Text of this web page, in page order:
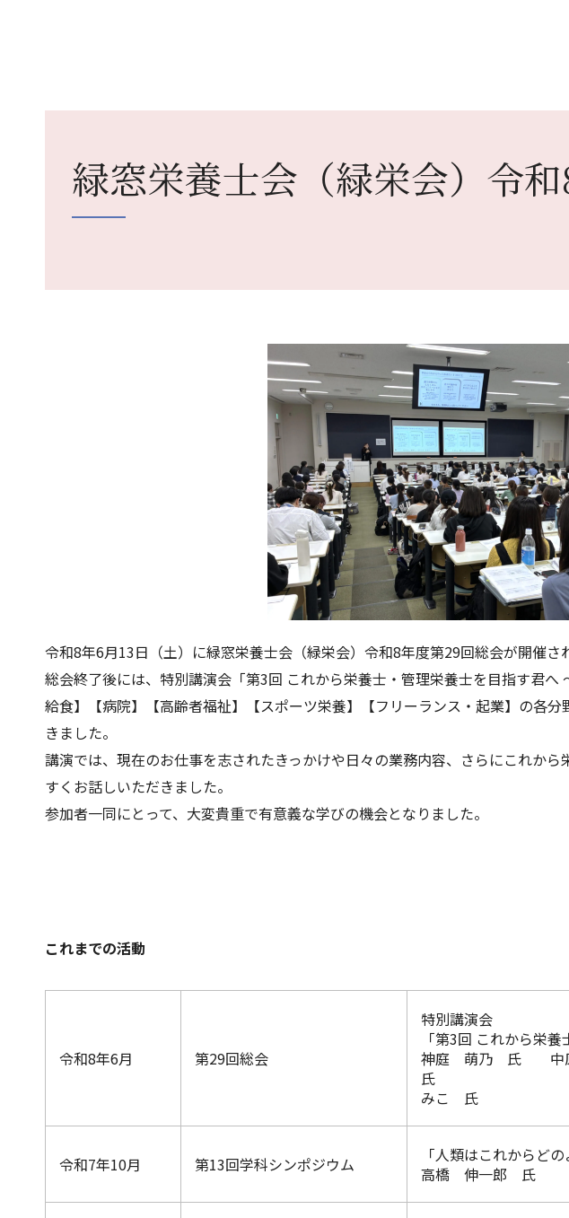
緑窓栄養士会（緑栄会）令
令和8年6月13日（土）に緑窓栄養士会（緑栄会）令和8年度第29回総会が開催さ
総会終了後には、特別講演会「第3回 これから栄養士・管理栄養士を目指す君
給食】【病院】【高齢者福祉】【スポーツ栄養】【フリーランス・起業】の各
きました。
講演では、現在のお仕事を志されたきっかけや日々の業務内容、さらにこれか
すくお話しいただきました。
参加者一同にとって、大変貴重で有意義な学びの機会となりました。
これまでの活動
令和8年6月 第29回総会
特別講演会
「第3回 これから栄
神庭 萌乃 氏
氏 細田
みこ 氏
令和7年10月 第13回学科シンポジウム
「人類はこれからど
高橋 伸一郎 氏